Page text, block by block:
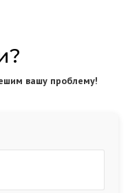
вашу проблему!